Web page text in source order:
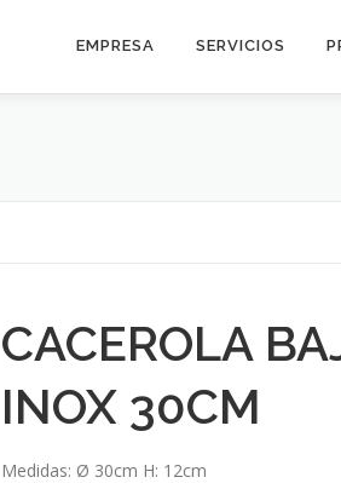
EMPRESA SERVICIOS
CACEROLA
INOX 30CM
Medidas: Ø 30cm H: 12cm